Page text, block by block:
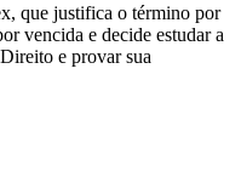
que justifica o término por
vencida e decide estudar a
e provar sua